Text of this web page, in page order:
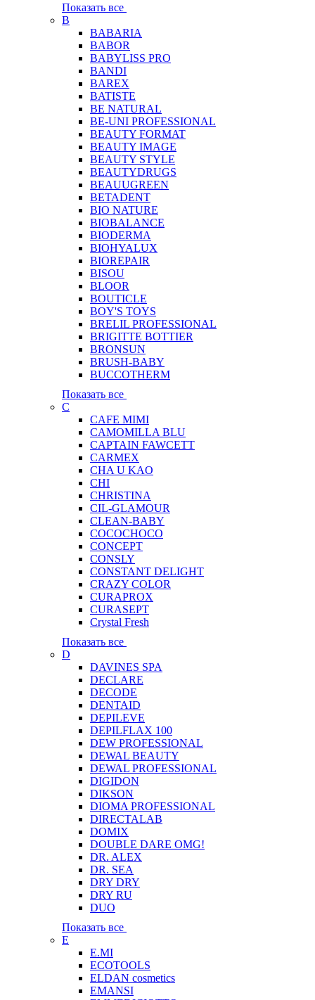
Показать все
B
BABARIA
BABOR
BABYLISS PRO
BANDI
BAREX
BATISTE
BE NATURAL
BE-UNI PROFESSIONAL
BEAUTY FORMAT
BEAUTY IMAGE
BEAUTY STYLE
BEAUTYDRUGS
BEAUUGREEN
BETADENT
BIO NATURE
BIOBALANCE
BIODERMA
BIOHYALUX
BIOREPAIR
BISOU
BLOOR
BOUTICLE
BOY'S TOYS
BRELIL PROFESSIONAL
BRIGITTE BOTTIER
BRONSUN
BRUSH-BABY
BUCCOTHERM
Показать все
C
CAFE MIMI
CAMOMILLA BLU
CAPTAIN FAWCETT
CARMEX
CHA U KAO
CHI
CHRISTINA
CIL-GLAMOUR
CLEAN-BABY
COCOCHOCO
CONCEPT
CONSLY
CONSTANT DELIGHT
CRAZY COLOR
CURAPROX
CURASEPT
Crystal Fresh
Показать все
D
DAVINES SPA
DECLARE
DECODE
DENTAID
DEPILEVE
DEPILFLAX 100
DEW PROFESSIONAL
DEWAL BEAUTY
DEWAL PROFESSIONAL
DIGIDON
DIKSON
DIOMA PROFESSIONAL
DIRECTALAB
DOMIX
DOUBLE DARE OMG!
DR. ALEX
DR. SEA
DRY DRY
DRY RU
DUO
Показать все
E
E.MI
ECOTOOLS
ELDAN cosmetics
EMANSI